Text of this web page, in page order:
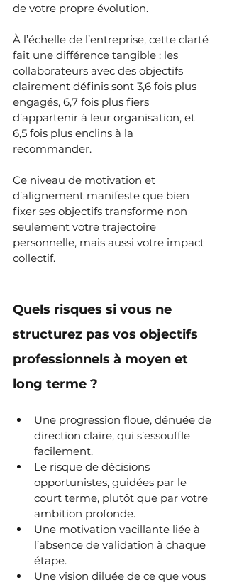
de votre propre évolution.
À l’échelle de l’entreprise, cette clarté
fait une différence tangible : les
collaborateurs avec des objectifs
clairement définis sont 3,6 fois plus
engagés, 6,7 fois plus fiers
d’appartenir à leur organisation, et
6,5 fois plus enclins à la
recommander.
Ce niveau de motivation et
d’alignement manifeste que bien
fixer ses objectifs transforme non
seulement votre trajectoire
personnelle, mais aussi votre impact
collectif.
Quels risques si vous ne
structurez pas vos objectifs
professionnels à moyen et
long terme ?
Une progression floue, dénuée de
direction claire, qui s’essouffle
facilement.
Le risque de décisions
opportunistes, guidées par le
court terme, plutôt que par votre
ambition profonde.
Une motivation vacillante liée à
l’absence de validation à chaque
étape.
Une vision diluée de ce que vous